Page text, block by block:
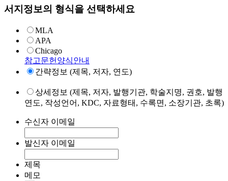
서지정보의 형식을 선택하세요
MLA
APA
Chicago
참고문헌양식안내
간략정보 (제목, 저자, 연도)
상세정보 (제목, 저자, 발행기관, 학술지명, 권호, 발행
연도, 작성언어, KDC, 자료형태, 수록면, 소장기관, 초록)
수신자 이메일
발신자 이메일
제목
메모